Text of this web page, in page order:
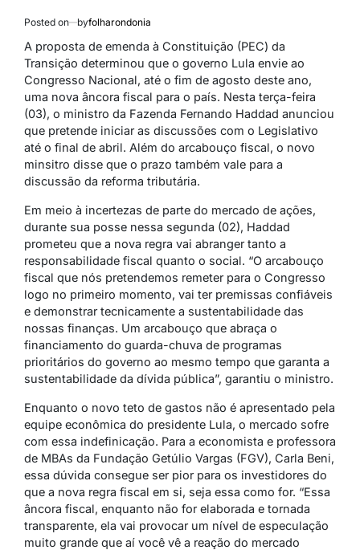
Posted on byfolharondonia
A proposta de emenda à Constituição (PEC) da
Transição determinou que o governo Lula envie ao
Congresso Nacional, até o fim de agosto deste ano,
uma nova âncora fiscal para o país. Nesta terça-feira
(03), o ministro da Fazenda Fernando Haddad anunciou
que pretende iniciar as discussões com o Legislativo
até o final de abril. Além do arcabouço fiscal, o novo
minsitro disse que o prazo também vale para a
discussão da reforma tributária.
Em meio à incertezas de parte do mercado de ações,
durante sua posse nessa segunda (02), Haddad
prometeu que a nova regra vai abranger tanto a
responsabilidade fiscal quanto o social. “O arcabouço
fiscal que nós pretendemos remeter para o Congresso
logo no primeiro momento, vai ter premissas confiáveis
e demonstrar tecnicamente a sustentabilidade das
nossas finanças. Um arcabouço que abraça o
financiamento do guarda-chuva de programas
prioritários do governo ao mesmo tempo que garanta a
sustentabilidade da dívida pública”, garantiu o ministro.
Enquanto o novo teto de gastos não é apresentado pela
equipe econômica do presidente Lula, o mercado sofre
com essa indefinicação. Para a economista e professora
de MBAs da Fundação Getúlio Vargas (FGV), Carla Beni,
essa dúvida consegue ser pior para os investidores do
que a nova regra fiscal em si, seja essa como for. “Essa
âncora fiscal, enquanto não for elaborada e tornada
transparente, ela vai provocar um nível de especulação
muito grande que aí você vê a reação do mercado